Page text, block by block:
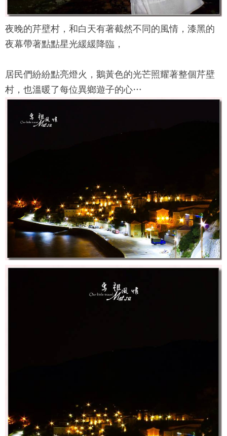
夜晚的芹壁村，和白天有著截然不同的風情，漆黑的
夜幕帶著點點星光緩緩降臨，
居民們紛紛點亮燈火，鵝黃色的光芒照耀著整個芹壁
村，也溫暖了每位異鄉遊子的心…